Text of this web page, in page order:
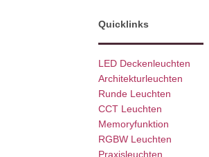
Quicklinks
LED Deckenleuchten
Architekturleuchten
Runde Leuchten
CCT Leuchten
Memoryfunktion
RGBW Leuchten
Praxisleuchten